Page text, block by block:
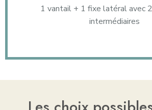
1 vantail + 1 fixe latéral avec
intermédiaires